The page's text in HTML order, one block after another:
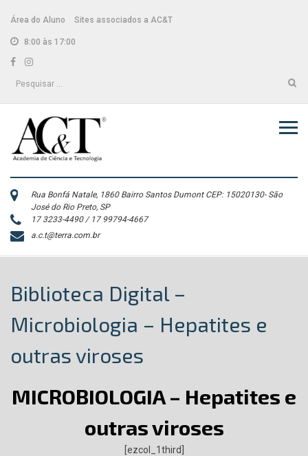
content
Área do Aluno Sites associados a AC&T
8:00 às 17:00
Facebook
Instagram
Pesquisar
Rua Bonfá Natale, 1860 Bairro Santos Dumont CEP: 15020130- São
José do Rio Preto, SP
17 3233-4490 / 17 99794-4667
a.c.t@terra.com.br
Biblioteca Digital –
Microbiologia – Hepatites e
outras viroses
MICROBIOLOGIA – Hepatites e
outras viroses
[ezcol_1third]